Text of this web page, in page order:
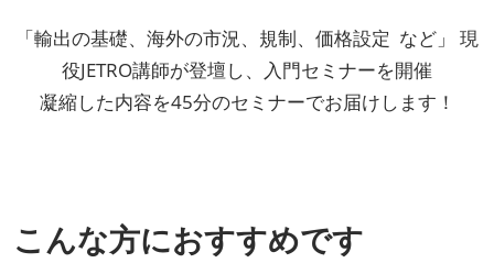
「輸出の基礎、海外の市況、規制、価格設定 など」 現
役JETRO講師が登壇し、入門セミナーを開催
凝縮した内容を45分のセミナーでお届けします！
こんな方におすすめです